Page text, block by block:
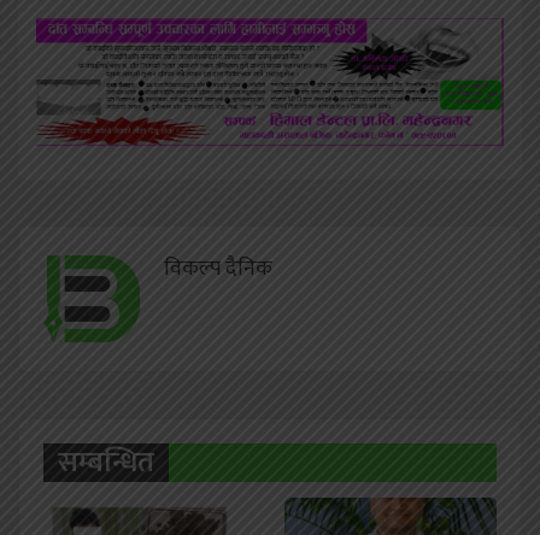
विकल्प दैनिक
सम्बन्धित